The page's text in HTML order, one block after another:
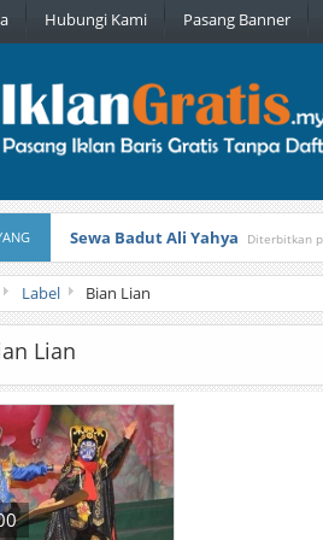
Hubungi Kami Pasang Banner
Sewa Badut Ali Yahya Diterbitkan
Honda Brio 1.3 E AT CBU 2012
Label Bian Lian
Lian